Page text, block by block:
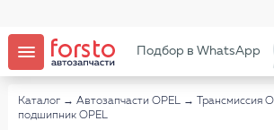
Подбор в WhatsApp
Каталог → Автозапчасти OPEL → Трансмиссия
подшипник OPEL